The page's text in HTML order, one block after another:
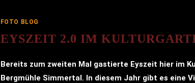
FOTO BLOG
EYSZEIT 2.0 IM
Bereits zum zweiten Mal gastierte Eyszeit hier im
Bergmühle Simmertal. In diesem Jahr gibt es eine